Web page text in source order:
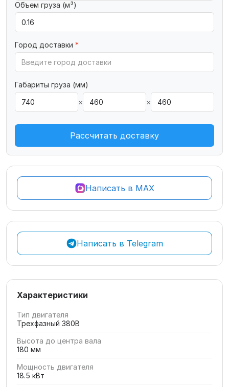
Объем груза (м³)
Город доставки *
Габариты груза (мм)
×
×
Рассчитать доставку
Написать в MAX
Написать в Telegram
Характеристики
Тип двигателя
Трехфазный 380В
Высота до центра вала
180 мм
Мощность двигателя
18.5 кВт